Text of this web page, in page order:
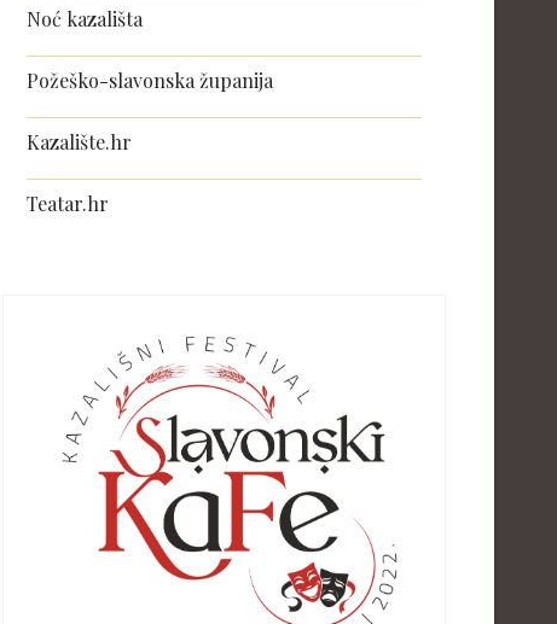
Noć kazališta
Požeško-slavonska županija
Kazalište.hr
Teatar.hr